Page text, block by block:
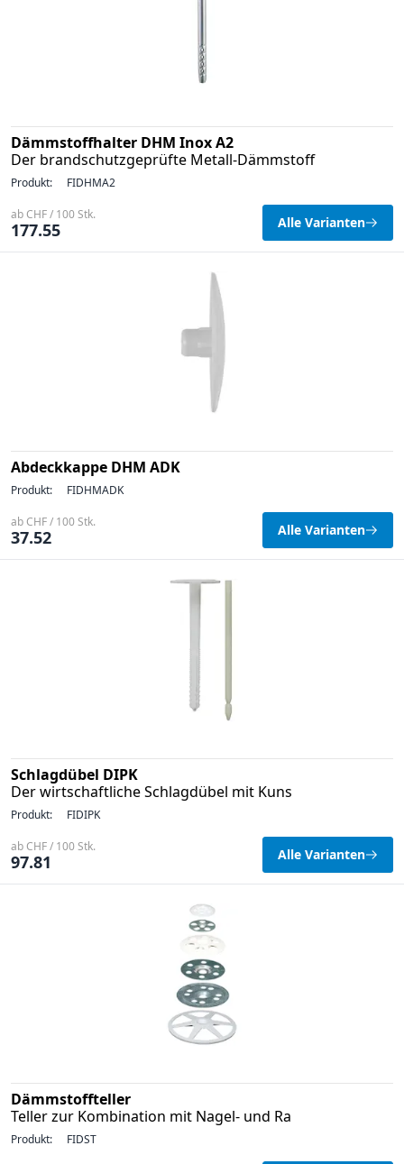
Dämmstoffhalter DHM Inox A2
Der brandschutzgeprüfte Metall-Dämmstoff
Produkt: FIDHMA2
ab CHF / 100 Stk.
177.55 Alle Varianten
Abdeckkappe DHM ADK
Produkt: FIDHMADK
ab CHF / 100 Stk.
37.52 Alle Varianten
Schlagdübel DIPK
Der wirtschaftliche Schlagdübel mit Kuns
Produkt: FIDIPK
ab CHF / 100 Stk.
97.81 Alle Varianten
Dämmstoffteller
Teller zur Kombination mit Nagel- und Ra
Produkt: FIDST